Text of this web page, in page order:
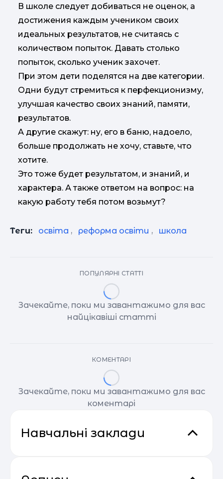
В школе следует добиваться не оценок, а
достижения каждым учеником своих
идеальных результатов, не считаясь с
количеством попыток. Давать столько
попыток, сколько ученик захочет.
При этом дети поделятся на две категории.
Одни будут стремиться к перфекционизму,
улучшая качество своих знаний, памяти,
результатов.
А другие скажут: ну, его в баню, надоело,
больше продолжать не хочу, ставьте, что
хотите.
Это тоже будет результатом, и знаний, и
характера. А также ответом на вопрос: на
какую работу тебя потом возьмут?
Теги: освіта , реформа освіти , школа
ПОПУЛЯРНІ СТАТТІ
Зачекайте, поки ми завантажимо для вас
найцікавіші статті
КОМЕНТАРІ
Зачекайте, поки ми завантажимо для вас
коментарі
Навчальні заклади